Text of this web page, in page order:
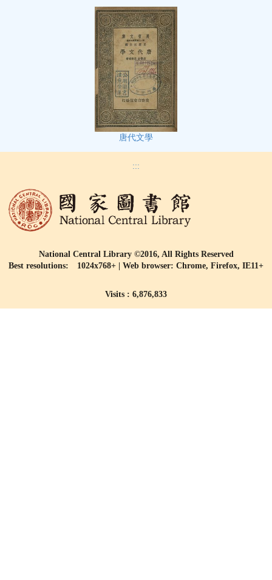
唐代文學
:::
National Central Library ©2016, All Rights Reserved
Best resolutions: 1024x768+ | Web browser: Chrome, Firefox, IE11+
Visits : 6,876,833